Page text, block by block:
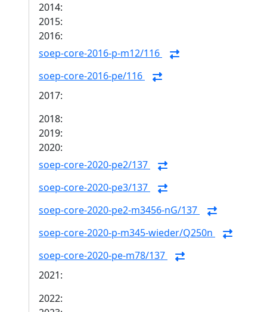
2014:
2015:
2016:
soep-core-2016-p-m12/116
soep-core-2016-pe/116
2017:
2018:
2019:
2020:
soep-core-2020-pe2/137
soep-core-2020-pe3/137
soep-core-2020-pe2-m3456-nG/137
soep-core-2020-p-m345-wieder/Q250n
soep-core-2020-pe-m78/137
2021:
2022: